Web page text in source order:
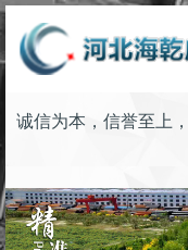
诚信为本，信誉至上